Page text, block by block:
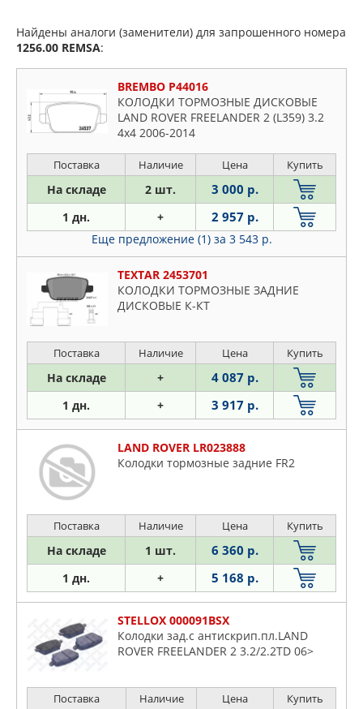
Найдены аналоги (заменители) для запрошенного номера
1256.00 REMSA:
BREMBO P44016
КОЛОДКИ ТОРМОЗНЫЕ ДИСКОВЫЕ
LAND ROVER FREELANDER 2 (L359) 3.2
4x4 2006-2014
Поставка Наличие Цена Купить
На складе 2 шт. 3 000 р.
1 дн. + 2 957 р.
Еще предложение (1) за 3 543 р.
TEXTAR 2453701
КОЛОДКИ ТОРМОЗНЫЕ ЗАДНИЕ
ДИСКОВЫЕ К-КТ
Поставка Наличие Цена Купить
На складе + 4 087 р.
1 дн. + 3 917 р.
LAND ROVER LR023888
Колодки тормозные задние FR2
Поставка Наличие Цена Купить
На складе 1 шт. 6 360 р.
1 дн. + 5 168 р.
STELLOX 000091BSX
Колодки зад.с антискрип.пл.LAND
ROVER FREELANDER 2 3.2/2.2TD 06>
Поставка Наличие Цена Купить